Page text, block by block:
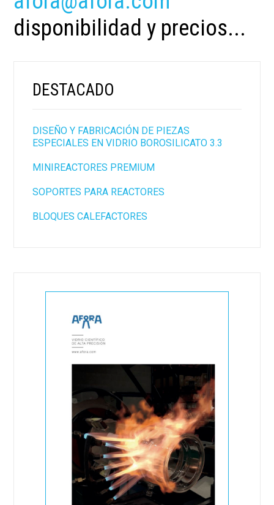
disponibilidad y precios...
DESTACADO
DISEÑO Y FABRICACIÓN DE PIEZAS
ESPECIALES EN VIDRIO BOROSILICATO 3.3
MINIREACTORES PREMIUM
SOPORTES PARA REACTORES
BLOQUES CALEFACTORES